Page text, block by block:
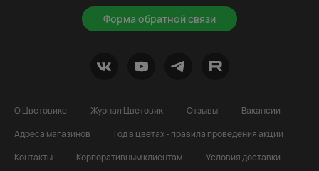
Форма обратной связи
О Цветовике Журнал Цветовик Отзывы
Вакансии
Адреса магазинов
Год в цветах - правила проведения акции
Контакты
Корпоративным клиентам
Условия доставки